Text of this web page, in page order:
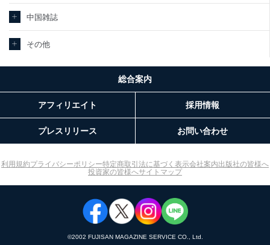
ｅメール等による商品、サービス、キャ
4
情報
採用選考、ご連絡のため
当社の従業者の個人情
定期購読サービス等を
購入商品配送のため
提携企業及びお客様がご購入された商品
の発売元企業からのｅメール等による商
サービス、キャンペーン等の広告に関す
7 登録された方の個人情
お問い合わせ対応、トラブル対処、オペ
レーター教育など応対品質向上のため
※上記の利用目的のうちNo.1～5については保有個人データ（開示
対象個人情報）の利用目的であり、下記4.の開示等のご請求に対応
なお、6、7については、パートナー（提携企業）様又は各SNS運営
中国雑誌
その他
総合案内
アフィリエイト 採用情報
プレスリリース お問い合わせ
利用規約プライバシーポリシー特定商取引法に基づく表示会社案内出版社の皆様へ
投資家の皆様へサイトマップ
©︎2002 FUJISAN MAGAZINE SERVICE CO., Ltd.